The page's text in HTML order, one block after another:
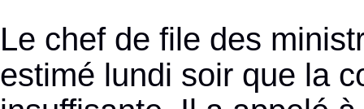
Le chef de file des
estimé lundi soir que la